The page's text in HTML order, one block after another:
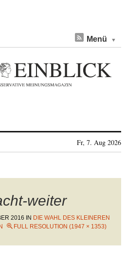
Menü
Fr, 7. Aug 2026
weiter
2016 IN DIE WAHL DES KLEINEREN
FULL RESOLUTION (1947 × 1353)